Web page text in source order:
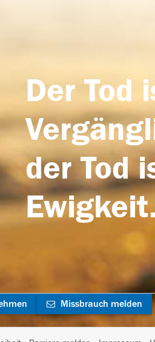
Der Tod
der Tod
Missbrauch melden